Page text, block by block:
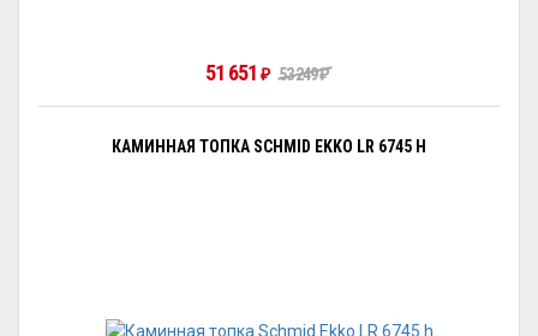
51 651 ₽ 53 249₽
КАМИННАЯ ТОПКА SCHMID EKKO LR 6745 H